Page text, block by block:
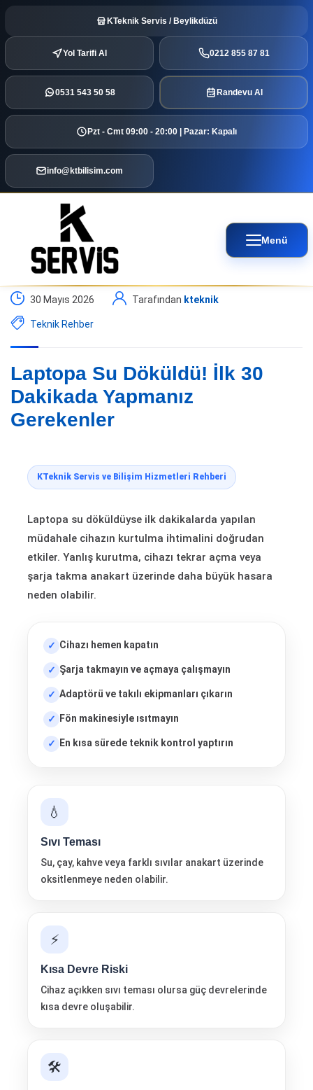
KTeknik Servis / Beylikdüzü
Yol Tarifi Al 0212 855 87 81
0531 543 50 58 Randevu Al
Pzt - Cmt 09:00 - 20:00 | Pazar: Kapalı
info@ktbilisim.com
Menü
30 Mayıs 2026 Tarafından kteknik
Teknik Rehber
Laptopa Su Döküldü! İlk 30
Dakikada Yapmanız
Gerekenler
KTeknik Servis ve Bilişim Hizmetleri Rehberi
Laptopa su döküldüyse ilk dakikalarda yapılan
müdahale cihazın kurtulma ihtimalini doğrudan
etkiler. Yanlış kurutma, cihazı tekrar açma veya
şarja takma anakart üzerinde daha büyük hasara
neden olabilir.
Cihazı hemen kapatın
Şarja takmayın ve açmaya çalışmayın
Adaptörü ve takılı ekipmanları çıkarın
Fön makinesiyle ısıtmayın
En kısa sürede teknik kontrol yaptırın
💧
Sıvı Teması
Su, çay, kahve veya farklı sıvılar anakart üzerinde
oksitlenmeye neden olabilir.
⚡
Kısa Devre Riski
Cihaz açıkken sıvı teması olursa güç devrelerinde
kısa devre oluşabilir.
🛠️